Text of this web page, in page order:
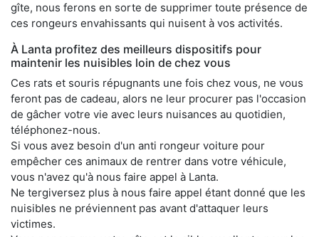
gîte, nous ferons en sorte de supprimer toute présence de
ces rongeurs envahissants qui nuisent à vos activités.
À Lanta profitez des meilleurs dispositifs pour
maintenir les nuisibles loin de chez vous
Ces rats et souris répugnants une fois chez vous, ne vous
feront pas de cadeau, alors ne leur procurer pas l'occasion
de gâcher votre vie avec leurs nuisances au quotidien,
téléphonez-nous.
Si vous avez besoin d'un anti rongeur voiture pour
empêcher ces animaux de rentrer dans votre véhicule,
vous n'avez qu'à nous faire appel à Lanta.
Ne tergiversez plus à nous faire appel étant donné que les
nuisibles ne préviennent pas avant d'attaquer leurs
victimes.